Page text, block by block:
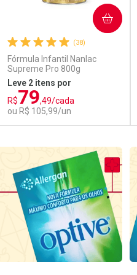
(38)
Fórmula Infantil Nanlac
Supreme Pro 800g
Leve 2 itens por
R$79,49/cada
ou R$ 105,99/un
COMPRAR
Laboratório
Por Menos